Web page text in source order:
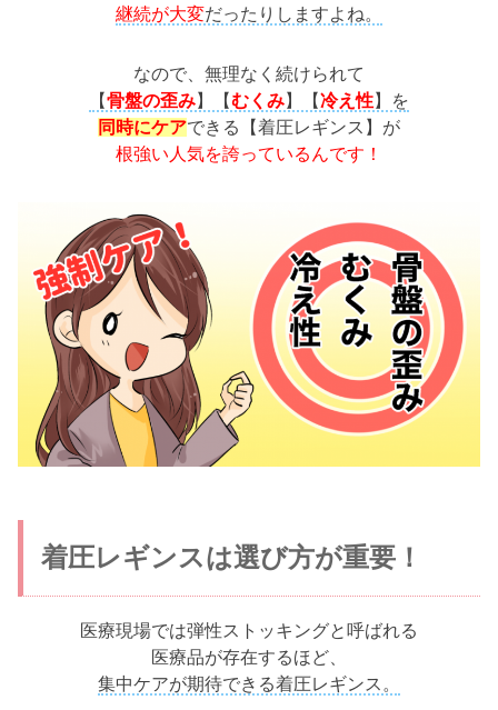
継続が大変だったりしますよね。
なので、無理なく続けられて
【骨盤の歪み】【むくみ】【冷え性】を
同時にケアできる【着圧レギンス】が
根強い人気を誇っているんです！
着圧レギンスは選び方が重要！
医療現場では弾性ストッキングと呼ばれる
医療品が存在するほど、
集中ケアが期待できる着圧レギンス。